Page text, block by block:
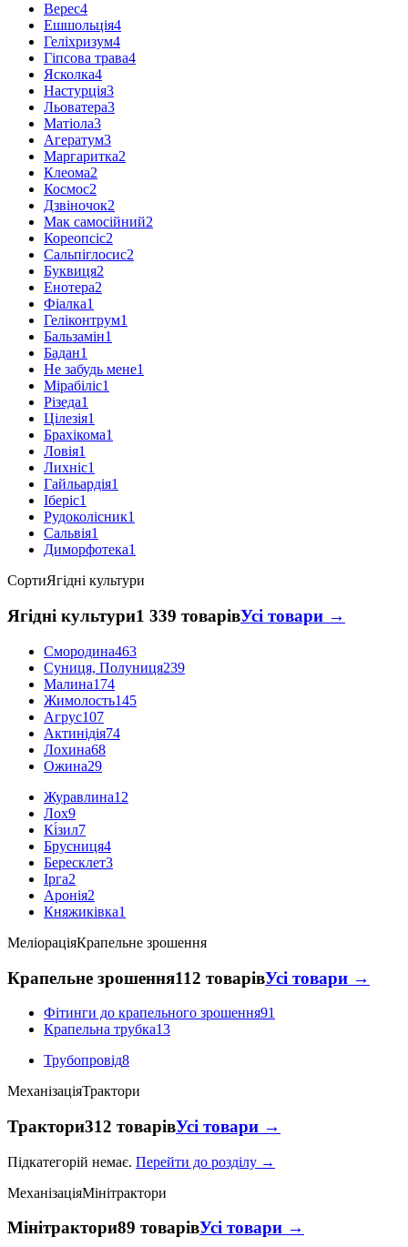
Верес4
Ешшольція4
Геліхризум4
Гіпсова трава4
Ясколка4
Настурція3
Льоватера3
Матіола3
Агератум3
Маргаритка2
Клеома2
Космос2
Дзвіночок2
Мак самосійний2
Кореопсіс2
Сальпіглосис2
Буквиця2
Енотера2
Фіалка1
Геліконтрум1
Бальзамін1
Бадан1
Не забудь мене1
Мірабіліс1
Різеда1
Цілезія1
Брахікома1
Ловія1
Лихніс1
Гайльардія1
Іберіс1
Рудоколісник1
Сальвія1
Диморфотека1
СортиЯгідні культури
Ягідні культури1 339 товарівУсі товари →
Смородина463
Суниця, Полуниця239
Малина174
Жимолость145
Агрус107
Актинідія74
Лохина68
Ожина29
Журавлина12
Лох9
Кі́зил7
Брусниця4
Бересклет3
Ірга2
Аронія2
Княжиківка1
МеліораціяКрапельне зрошення
Крапельне зрошення112 товарівУсі товари →
Фітинги до крапельного зрошення91
Крапельна трубка13
Трубопровід8
МеханізаціяТрактори
Трактори312 товарівУсі товари →
Підкатегорій немає. Перейти до розділу →
МеханізаціяМінітрактори
Мінітрактори89 товарівУсі товари →